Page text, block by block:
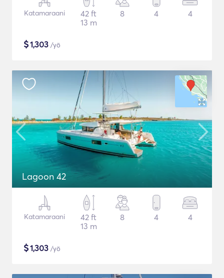
Katamaraani
42 ft
13 m
8 4 4
$1,303 /yö
Lagoon 42
Katamaraani
42 ft
13 m
8 4 4
$1,303 /yö